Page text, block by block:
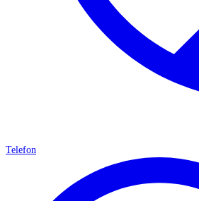
Telefon